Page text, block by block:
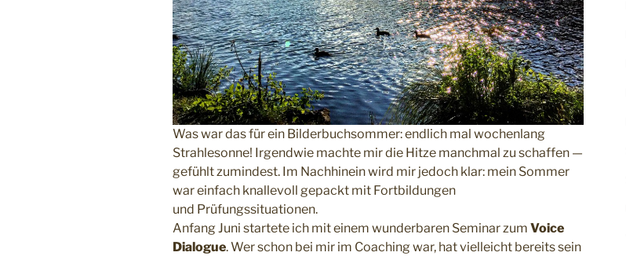
Was war das für ein Bilderbuchsommer: endlich mal wochenlang
Strahlesonne! Irgendwie machte mir die Hitze manchmal zu schaffen —
gefühlt zumindest. Im Nachhinein wird mir jedoch klar: mein Sommer
war einfach knallevoll gepackt mit Fortbildungen
und Prüfungssituationen.
Anfang Juni startete ich mit einem wunderbaren Seminar zum Voice
Dialogue. Wer schon bei mir im Coaching war, hat vielleicht bereits sein